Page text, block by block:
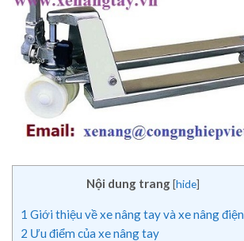
Nội dung trang [hide]
1 Giới thiệu về xe nâng tay và xe nâng điện
2 Ưu điểm của xe nâng tay